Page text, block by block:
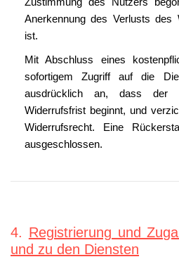
Anerkennung des Verlusts des
ist.
Mit Abschluss eines
sofortigem Zugriff auf die
ausdrücklich an, dass der
Widerrufsfrist beginnt, und
Widerrufsrecht. Eine
ausgeschlossen.
4. Registrierung und
und zu den Diensten